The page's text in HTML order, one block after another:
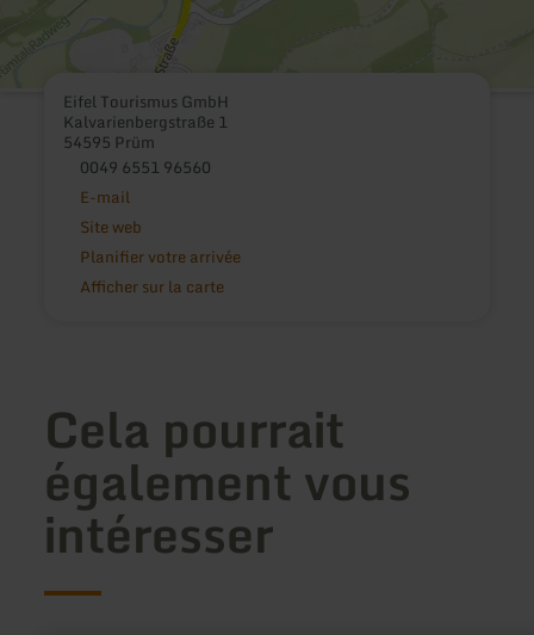
Eifel Tourismus GmbH
Kalvarienbergstraße 1
54595 Prüm
0049 6551 96560
E-mail
Site web
Planifier votre arrivée
Afficher sur la carte
Cela pourrait
également vous
intéresser